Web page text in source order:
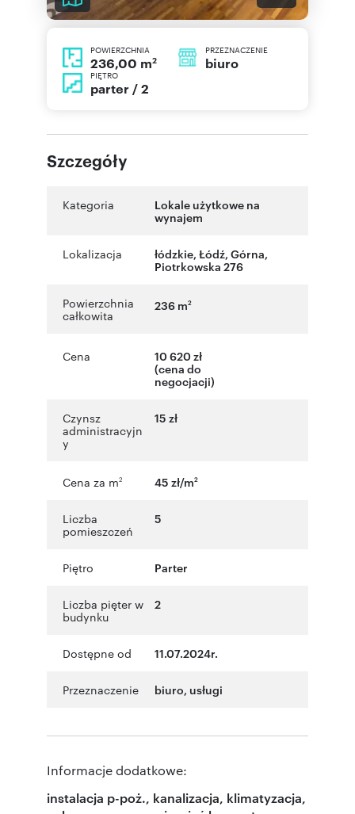
POWIERZCHNIA
236,00 m2
PRZEZNACZENIE
biuro
PIĘTRO
parter / 2
Szczegóły
Kategoria
Lokale użytkowe na
wynajem
Lokalizacja łódzkie, Łódź, Górna,
Piotrkowska 276
Powierzchnia
całkowita
236 m2
Cena
10 620 zł
(cena do
negocjacji)
Czynsz
administracyjn
y
15 zł
Cena za m2 45 zł/m2
Liczba
pomieszczeń
5
Piętro Parter
Liczba pięter w
budynku
2
Dostępne od 11.07.2024r.
Przeznaczenie biuro, usługi
Informacje dodatkowe:
instalacja p-poż., kanalizacja, klimatyzacja,